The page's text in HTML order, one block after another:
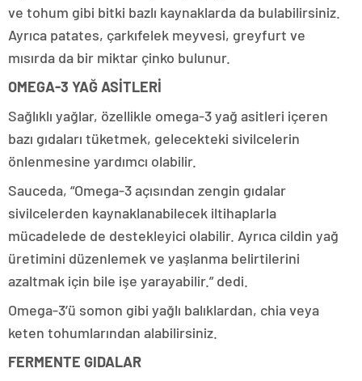
ve tohum gibi bitki bazlı kaynaklarda da bulabilirsiniz.
Ayrıca patates, çarkıfelek meyvesi, greyfurt ve
mısırda da bir miktar çinko bulunur.
OMEGA-3 YAĞ ASİTLERİ
Sağlıklı yağlar, özellikle omega-3 yağ asitleri içeren
bazı gıdaları tüketmek, gelecekteki sivilcelerin
önlenmesine yardımcı olabilir.
Sauceda, “Omega-3 açısından zengin gıdalar
sivilcelerden kaynaklanabilecek iltihaplarla
mücadelede de destekleyici olabilir. Ayrıca cildin yağ
üretimini düzenlemek ve yaşlanma belirtilerini
azaltmak için bile işe yarayabilir.” dedi.
Omega-3’ü somon gibi yağlı balıklardan, chia veya
keten tohumlarından alabilirsiniz.
FERMENTE GIDALAR